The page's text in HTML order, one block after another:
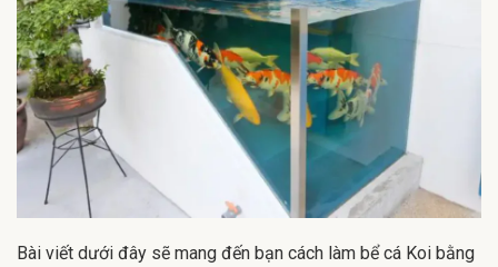
Bài viết dưới đây sẽ mang đến bạn cách làm bể cá Koi bằng